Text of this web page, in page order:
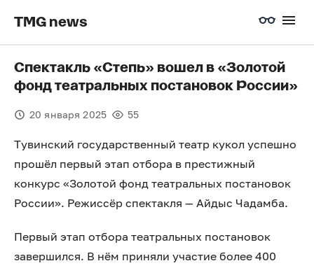
TMG news
Спектакль «Степь» вошел в «Золотой
фонд театральных постановок России»
20 января 2025 55
Тувинский государственный театр кукол успешно
прошёл первый этап отбора в престижный
конкурс «Золотой фонд театральных постановок
России». Режиссёр спектакля — Айдыс Чадамба.
Первый этап отбора театральных постановок
завершился. В нём приняли участие более 400